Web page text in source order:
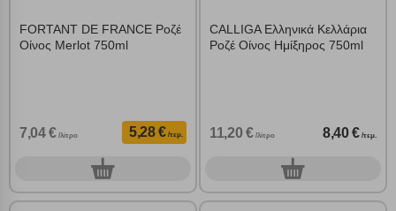
FORTANT DE FRANCE Ροζέ
Οίνος Merlot 750ml
7,04 € /λίτρο 5,28 € /τεμ.
0τεμ.
CALLIGA Ελληνικά Κελλάρια
Ροζέ Οίνος Ημίξηρος 750ml
11,20 € /λίτρο 8,40 € /τεμ.
0τεμ.